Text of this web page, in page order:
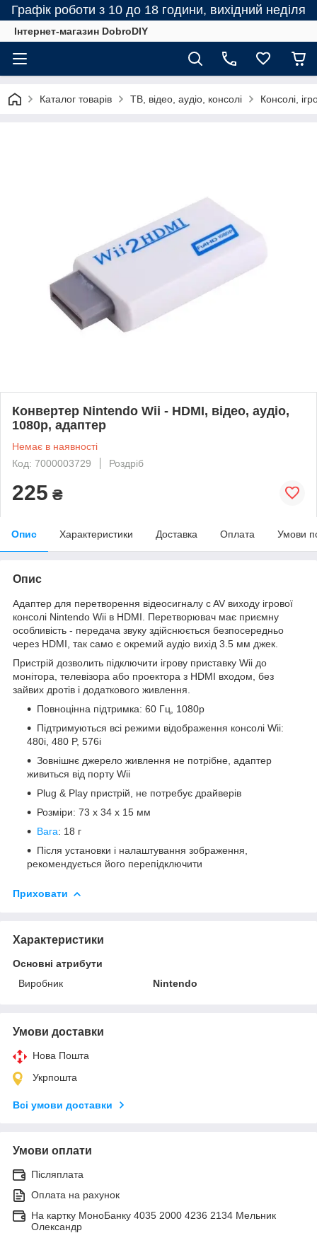
Графік роботи з 10 до 18 години, вихідний неділя
Інтернет-магазин DobroDIY
Каталог товарів ТВ, відео, аудіо, консолі Консолі,
Конвертер Nintendo Wii - HDMI, відео, аудіо,
1080p, адаптер
Немає в наявності
Код: 7000003729
Роздріб
225 ₴
Опис Характеристики Доставка Оплата Умови
Опис
Адаптер для перетворення відеосигналу c AV виходу ігрової
консолі Nintendo Wii в HDMI. Перетворювач має приємну
особливість - передача звуку здійснюється безпосередньо
через HDMI, так само є окремий аудіо вихід 3.5 мм джек.
Пристрій дозволить підключити ігрову приставку Wii до
монітора, телевізора або проектора з HDMI входом, без
зайвих дротів і додаткового живлення.
Повноцінна підтримка: 60 Гц, 1080p
Підтримуються всі режими відображення консолі Wii:
480i, 480 P, 576i
Зовнішнє джерело живлення не потрібне, адаптер
живиться від порту Wii
Plug & Play пристрій, не потребує драйверів
Розміри: 73 х 34 х 15 мм
Вага: 18 г
Після установки і налаштування зображення,
рекомендується його перепідключити
Приховати
Характеристики
Основні атрибути
Виробник
Nintendo
Умови доставки
Нова Пошта
Укрпошта
Всі умови доставки
Умови оплати
Післяплата
Оплата на рахунок
На картку МоноБанку 4035 2000 4236 2134 Мельник
Олександр